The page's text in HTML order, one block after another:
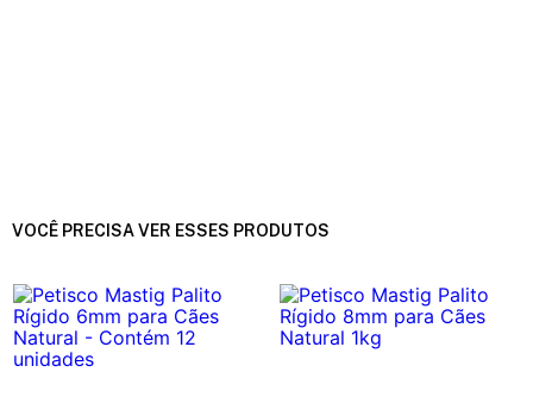
VOCÊ PRECISA VER ESSES PRODUTOS